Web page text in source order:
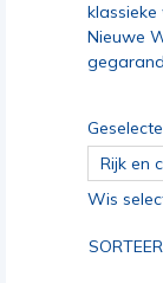
Nieuwe
Rijk en
Wis